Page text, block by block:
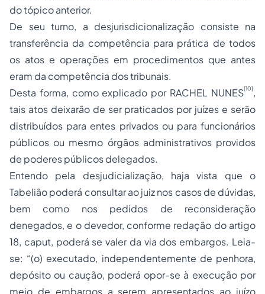
do tópico anterior.
De seu turno, a desjurisdicionalização consiste na
transferência da competência para prática de todos
os atos e operações em procedimentos que antes
eram da competência dos tribunais.
Desta forma, como explicado por RACHEL NUNES[10],
tais atos deixarão de ser praticados por juízes e serão
distribuídos para entes privados ou para funcionários
públicos ou mesmo órgãos administrativos providos
de poderes públicos delegados.
Entendo pela desjudicialização, haja vista que o
Tabelião poderá consultar ao juiz nos casos de dúvidas,
bem como nos pedidos de reconsideração
denegados, e o devedor, conforme redação do artigo
18, caput, poderá se valer da via dos embargos. Leia-
se: “(o) executado, independentemente de penhora,
depósito ou caução, poderá opor-se à execução por
meio de embargos a serem apresentados ao juízo